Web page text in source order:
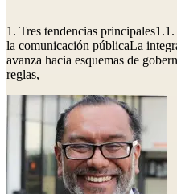
1. Tres tendencias
la comunicación públicaLa
avanza hacia esquemas de
reglas,